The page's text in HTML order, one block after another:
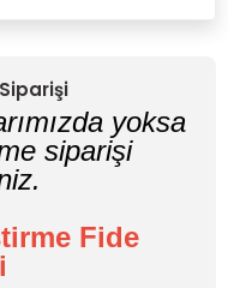
yoksa
siparişi
Fide